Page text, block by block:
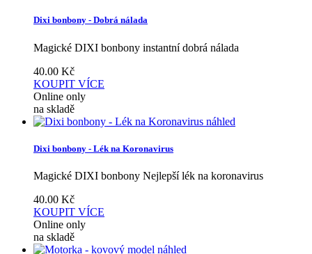
Dixi bonbony - Dobrá nálada
Magické DIXI bonbony instantní dobrá nálada
40.00 Kč
KOUPIT VÍCE
Online only
na skladě
náhled
Dixi bonbony - Lék na Koronavirus
Magické DIXI bonbony Nejlepší lék na koronavirus
40.00 Kč
KOUPIT VÍCE
Online only
na skladě
náhled